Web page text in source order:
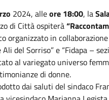
2024, alleore 18:00, la
di Città ospiterà
organizzato in
Ali del Sorriso” e “Fidapa –
al variegato universo
di donne.
dai saluti del sindaco